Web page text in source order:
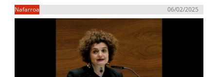
Nafarroa 06/02/2025